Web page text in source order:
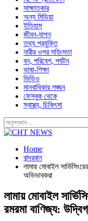
সাক্ষাতকার
অন্য মিডিয়া
ইতিহাস
জীবন-যাপন
তথ্য প্রযুক্তি
নারীর ওপর সহিংসতা
বন, পরিবেশ, পর্যটন
ভাষা-শিক্ষা
ভিডিও
মানবাধিকার লঙ্ঘন
ফেসবুক থেকে
স্বাস্থ্য, চিকিৎসা
Home
বান্দরবান
লামায় মোবাইল
অভিভাবকরা
লামায় মোবাইল
রমরমা বাণিজ্য: